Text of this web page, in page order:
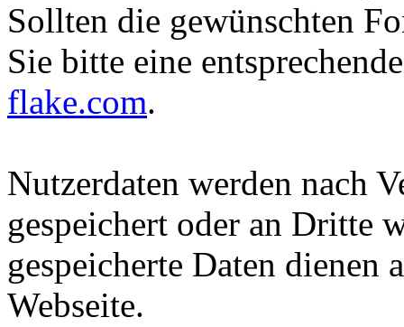
Sollten die gewünschten
Sie bitte eine
flake.com.
Nutzerdaten werden nach
gespeichert oder an Dritte
gespeicherte Daten
Webseite.